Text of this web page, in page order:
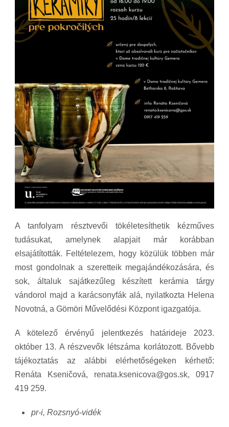
A tanfolyam résztvevői tökéletesíthetik kézműves
tudásukat, amelynek alapjait már korábban
elsajátították. Feltételezem, hogy közülük többen már
most gondolnak a szeretteik megajándékozására, és
sok, általuk sajátkezűleg készített kerámia tárgy
vándorol majd a karácsonyfák alá, nyilatkozta Helena
Novotná, a Gömöri Művelődési Központ igazgatója.
A kötelező érvényű jelentkezés határideje 2023.
október 13. A részvevők létszáma korlátozott. Bővebb
tájékoztatás az alábbi elérhetőségeken kérhető:
Renáta Kseničová, renata.ksenicova@gos.sk, 0917
419 259.
pr-i, Rozsnyó-vidék